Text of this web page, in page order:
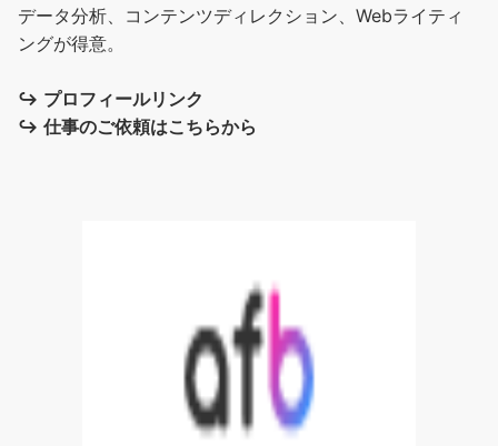
データ分析、コンテンツディレクション、Webライティ
ングが得意。
↪︎ プロフィールリンク
↪︎ 仕事のご依頼はこちらから